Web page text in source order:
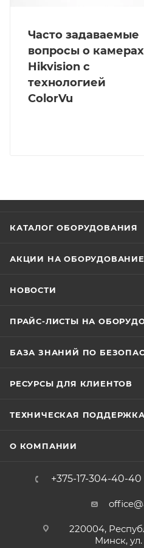
Часто задаваемые
вопросы о камерах
Hikvision с
технологией
ColorVu
КАТАЛОГ ОБОРУДОВАНИЯ
АКЦИИ НА ОБОРУДОВАНИЕ
НОВОСТИ
ПРАЙС-ЛИСТЫ НА
БАЗА ЗНАНИЙ ПО
РЕСУРСЫ ДЛЯ КЛИЕНТОВ
ТЕХНИЧЕСКАЯ ПОДДЕРЖКА
О КОМПАНИИ
+375-17-304-40-40
220004,
Минск,